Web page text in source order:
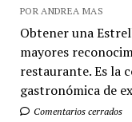
POR ANDREA MAS
Obtener una
mayores
restaurante. Es la
gastronómica de
Comentarios cerrados